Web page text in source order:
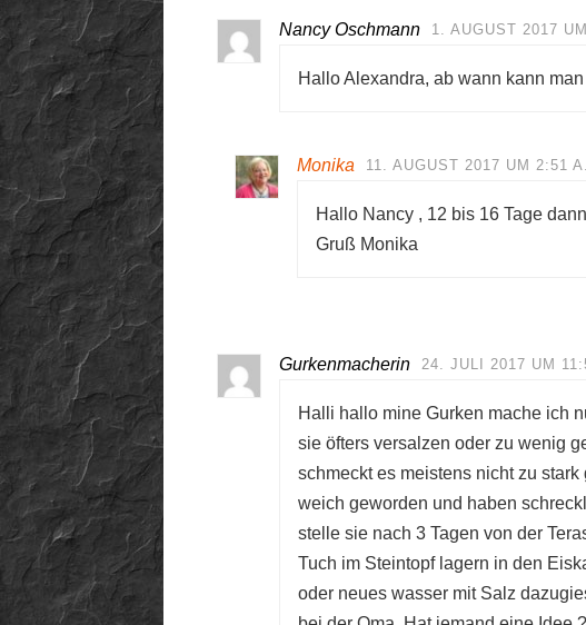
Nancy Oschmann 1. AUGUST 2017
Hallo Alexandra, ab wann kann
Monika 11. AUGUST 2017 UM 2:51
Hallo Nancy , 12 bis 16 Tage
Gruß Monika
Gurkenmacherin 24. JULI 2017 UM
Halli hallo mine Gurken mache ich
sie öfters versalzen oder zu wenig
schmeckt es meistens nicht zu
weich geworden und haben
stelle sie nach 3 Tagen von der
Tuch im Steintopf lagern in den
oder neues wasser mit Salz